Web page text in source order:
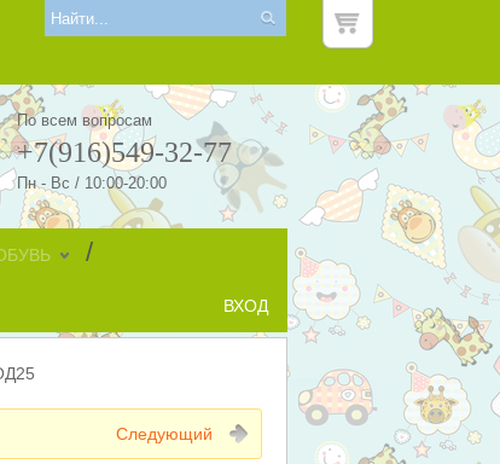
По всем вопросам
+7(916)549-32-77
Пн - Вс / 10:00-20:00
/
ВХОД
Следующий